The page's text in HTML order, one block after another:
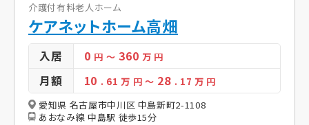
介護付有料老人ホーム
ケアネットホーム高畑
入居 0 円 ～ 360万 円
月額 10 . 61万 円 ～ 28 . 17 万 円
愛知県 名古屋市中川区 中島新町2-1108
あおなみ線 中島駅 徒歩15分